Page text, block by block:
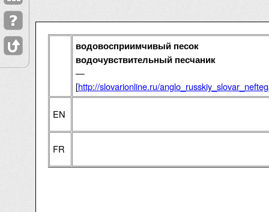
водовосприимчивый песок
водочувствительный песчаник
—
[http://slovarionline.ru/
EN
FR